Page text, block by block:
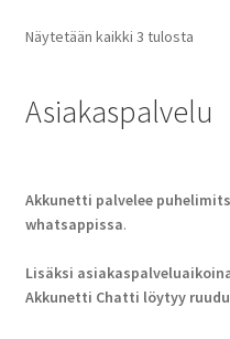
Näytetään kaikki 3 tulosta
Asiakaspalvelu
Akkunetti palvelee
whatsappissa.
Lisäksi
Akkunetti Chatti löytyy